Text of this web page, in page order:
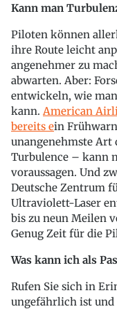
Kann man
Piloten können
ihre Route leicht
angenehmer zu
abwarten. Aber:
entwickeln, wie
kann. American
bereits ein
unangenehmste Art
Turbulence – kann
voraussagen. Und
Deutsche Zentrum
Ultraviolett-Laser
bis zu neun Meilen
Genug Zeit für die
Was kann ich als
Rufen Sie sich in
ungefährlich ist und